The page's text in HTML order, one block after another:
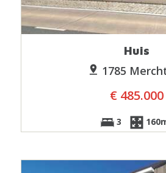
Huis
1785
€ 485.000
3